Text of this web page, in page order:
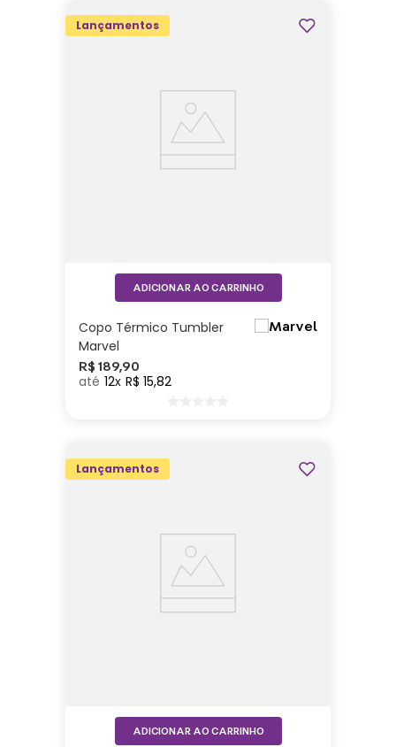
Lançamentos
Copo Térmico Tumbler
Marvel
R$ 189,90
12 R$ 15,82
ADICIONAR AO CARRINHO
Lançamentos
ADICIONAR AO CARRINHO